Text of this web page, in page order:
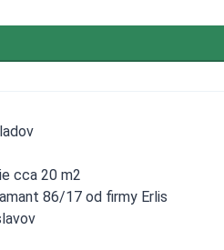
cca 20 m2
86/17 od firmy Erlis